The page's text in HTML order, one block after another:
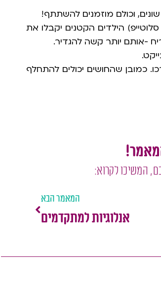
וכולם מוזמנים להשתתף!
הילדים הקטנים יקבלו את
-אותם יותר קשה להגדיר.
כמובן שהחושים יכולים להתחלף
המשיכו לקרוא:
המאמר הבא
אנלוגיות למתקדמים